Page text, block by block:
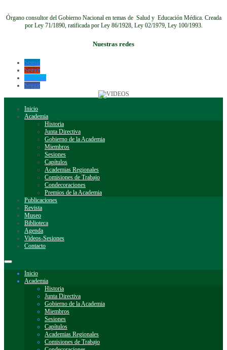
Órgano consultor del Gobierno Nacional en temas de Salud y Educación Médica. Creada
por Ley 71/1890, ratificada por Ley 86/1928, Ley 02/1979, Ley 100/1993.
Nuestras redes
Seguir
Seguir
Seguir
Seguir
Inicio
Academia
Historia
Junta Directiva
Gobierno de la Academia
Miembros
Sesiones
Capítulos
Academias Regionales
Comisiones de Trabajo
Condecoraciones
Premios de la Academia
Publicaciones
Revista
Museo
Biblioteca
Agenda
Videos-Sesiones
Contacto
Inicio
Academia
Historia
Junta Directiva
Gobierno de la Academia
Miembros
Sesiones
Capítulos
Academias Regionales
Comisiones de Trabajo